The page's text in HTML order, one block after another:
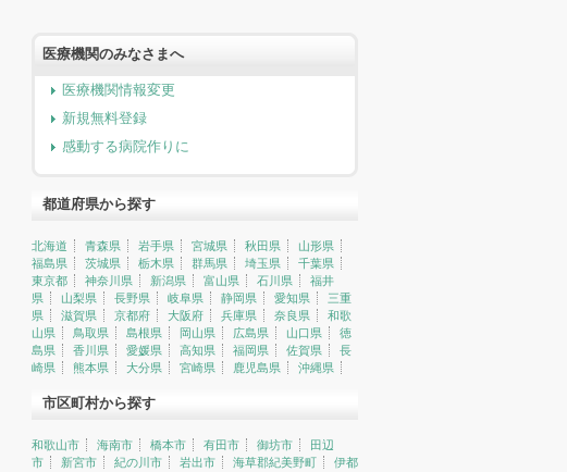
医療機関のみなさまへ
医療機関情報変更
新規無料登録
感動する病院作りに
都道府県から探す
北海道 青森県 岩手県 宮城県 秋田県
山形県
福島県
茨城県 栃木県 群馬県 埼玉県
千葉県
東京都
神奈川県 新潟県 富山県 石川県
福井
県
山梨県 長野県 岐阜県 静岡県 愛知県
三重
県
滋賀県 京都府 大阪府 兵庫県 奈良県
和歌
山県
鳥取県 島根県 岡山県 広島県 山口県
徳
島県
香川県 愛媛県 高知県 福岡県 佐賀県
長
崎県
熊本県 大分県 宮崎県 鹿児島県 沖縄県
市区町村から探す
和歌山市 海南市 橋本市 有田市 御坊市
田辺
市
新宮市 紀の川市 岩出市 海草郡紀美野町
伊都